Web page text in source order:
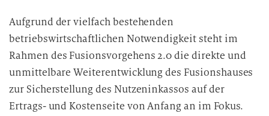
Aufgrund der vielfach bestehenden
betriebswirtschaftlichen Notwendigkeit steht im
Rahmen des Fusionsvorgehens 2.0 die direkte und
unmittelbare Weiterentwicklung des Fusionshauses
zur Sicherstellung des Nutzeninkassos auf der
Ertrags- und Kostenseite von Anfang an im Fokus.